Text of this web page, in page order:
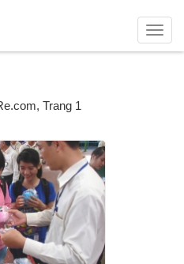
, Trang 1